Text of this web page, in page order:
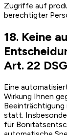
Zugriffe auf
berechtigter
18. Keine
Art. 22
Eine
Wirkung Ihnen
Beeinträchtigung
statt.
für